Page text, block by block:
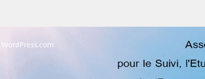
WordPress.com